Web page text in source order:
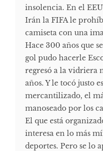
insolencia. En el
Irán la FIFA le
camiseta con una
Hace 300 años que
gol pudo hacerle
regresó a la vidriera
años. Y le tocó justo
mercantilizado, el
manoseado por los
El que está
interesa en lo más
deportes. Pero se lo